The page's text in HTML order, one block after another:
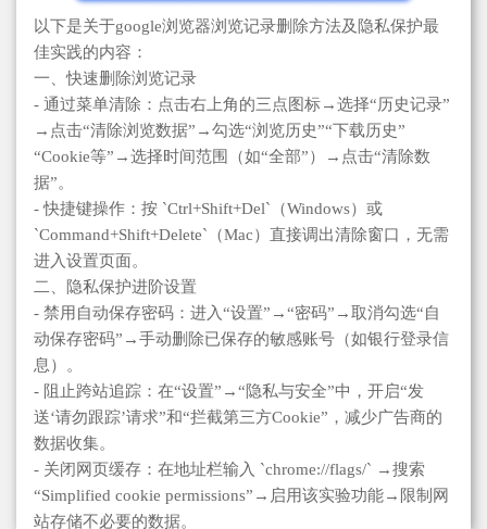
以下是关于google浏览器浏览记录删除方法及隐私保护最
佳实践的内容：
一、快速删除浏览记录
- 通过菜单清除：点击右上角的三点图标→选择“历史记录”
→点击“清除浏览数据”→勾选“浏览历史”“下载历史”
“Cookie等”→选择时间范围（如“全部”）→点击“清除数
据”。
- 快捷键操作：按 `Ctrl+Shift+Del`（Windows）或
`Command+Shift+Delete`（Mac）直接调出清除窗口，无需
进入设置页面。
二、隐私保护进阶设置
- 禁用自动保存密码：进入“设置”→“密码”→取消勾选“自
动保存密码”→手动删除已保存的敏感账号（如银行登录信
息）。
- 阻止跨站追踪：在“设置”→“隐私与安全”中，开启“发
送‘请勿跟踪’请求”和“拦截第三方Cookie”，减少广告商的
数据收集。
- 关闭网页缓存：在地址栏输入 `chrome://flags/` →搜索
“Simplified cookie permissions”→启用该实验功能→限制网
站存储不必要的数据。